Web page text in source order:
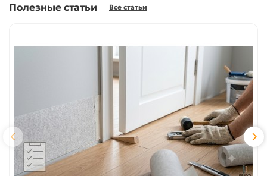
Полезные статьи Все статьи